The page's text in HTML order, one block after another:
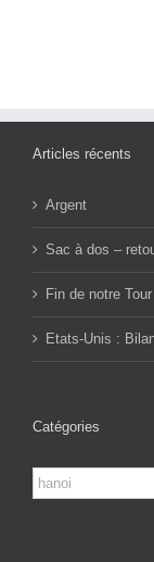
Articles récents
Argent
Sac à dos –
Fin de notre
Etats-Unis :
Catégories
Catégories